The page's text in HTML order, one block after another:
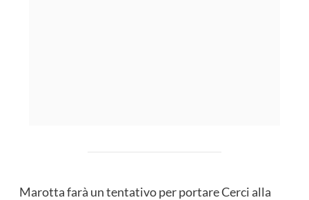
Marotta farà un tentativo per portare Cerci alla